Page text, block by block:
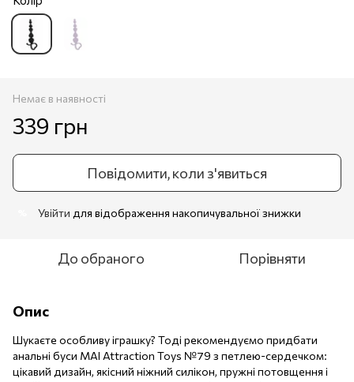
Немає в наявності
339 грн
Повідомити, коли з'явиться
Увійти для відображення накопичувальної знижки
До обраного Порівняти
Опис
Шукаєте особливу іграшку? Тоді рекомендуємо придбати
анальні буси MAI Attraction Toys №79 з петлею-сердечком:
цікавий дизайн, якісний ніжний силікон, пружні потовщення і